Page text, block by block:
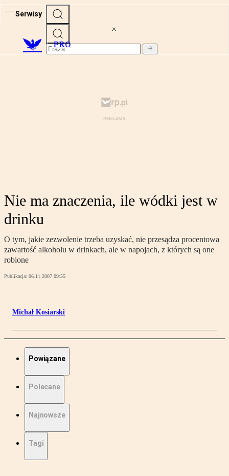
Serwisy
PRO
Nie ma znaczenia, ile wódki jest w
drinku
O tym, jakie zezwolenie trzeba uzyskać, nie przesądza procentowa
zawartość alkoholu w drinkach, ale w napojach, z których są one
robione
Publikacja: 06.11.2007 09:55
Michał Kosiarski
Powiązane
Polecane
Najnowsze
Tagi